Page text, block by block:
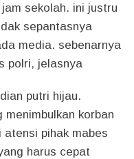
sekolah. ini justru
sepantasnya
media. sebenarnya
polri, jelasnya
putri hijau.
korban
atensi pihak mabes
harus cepat